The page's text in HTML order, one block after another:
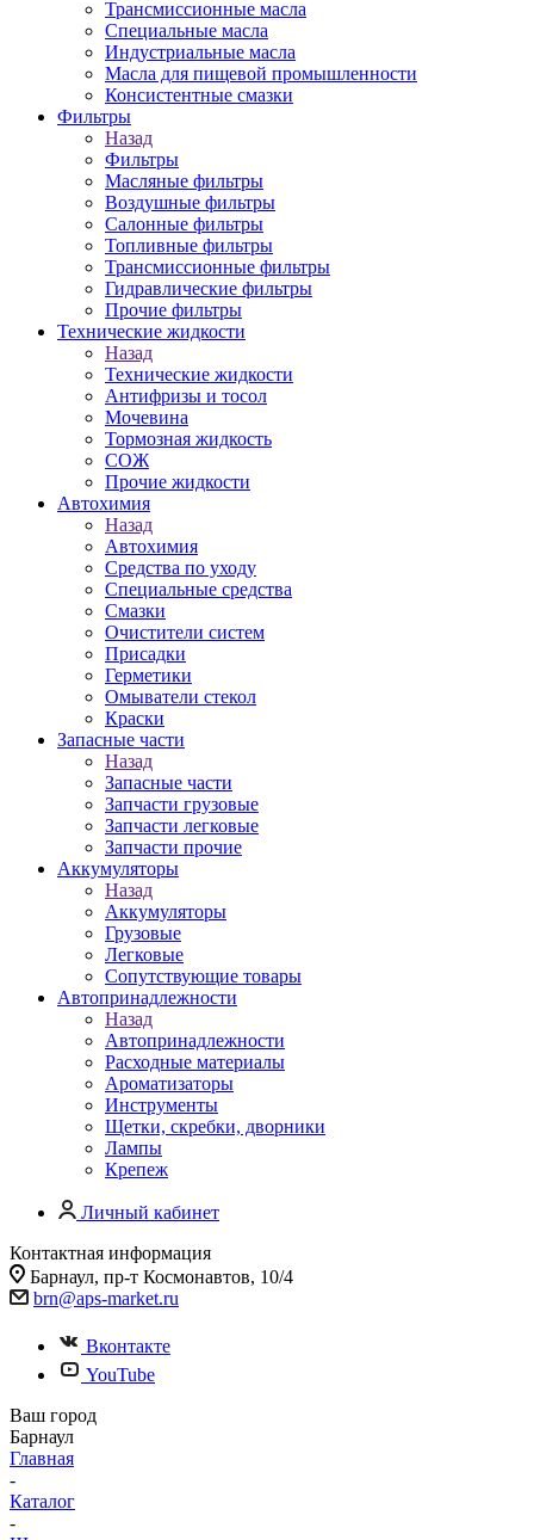
Трансмиссионные масла
Специальные масла
Индустриальные масла
Масла для пищевой промышленности
Консистентные смазки
Фильтры
Назад
Фильтры
Масляные фильтры
Воздушные фильтры
Салонные фильтры
Топливные фильтры
Трансмиссионные фильтры
Гидравлические фильтры
Прочие фильтры
Технические жидкости
Назад
Технические жидкости
Антифризы и тосол
Мочевина
Тормозная жидкость
СОЖ
Прочие жидкости
Автохимия
Назад
Автохимия
Средства по уходу
Специальные средства
Смазки
Очистители систем
Присадки
Герметики
Омыватели стекол
Краски
Запасные части
Назад
Запасные части
Запчасти грузовые
Запчасти легковые
Запчасти прочие
Аккумуляторы
Назад
Аккумуляторы
Грузовые
Легковые
Сопутствующие товары
Автопринадлежности
Назад
Автопринадлежности
Расходные материалы
Ароматизаторы
Инструменты
Щетки, скребки, дворники
Лампы
Крепеж
Личный кабинет
Контактная информация
Барнаул, пр-т Космонавтов, 10/4
brn@aps-market.ru
Вконтакте
YouTube
Ваш город
Барнаул
Главная
-
Каталог
-